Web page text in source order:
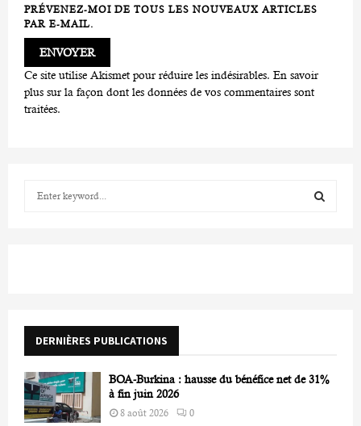
PRÉVENEZ-MOI DE TOUS LES NOUVEAUX ARTICLES
PAR E-MAIL.
Ce site utilise Akismet pour réduire les indésirables. En savoir
plus sur la façon dont les données de vos commentaires sont
traitées.
r
DERNIÈRES PUBLICATIONS
BOA-Burkina : hausse du bénéfice net de 31%
à fin juin 2026
8 août 2026 0